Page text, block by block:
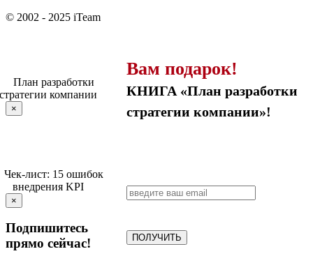
© 2002 - 2025 iTeam
Вам подарок!
КНИГА «План разработки
стратегии компании»!
ПОЛУЧИТЬ
×
×
Подпишитесь
прямо сейчас!